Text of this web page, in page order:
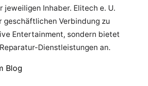
jeweiligen Inhaber. Elitech e. U.
geschäftlichen Verbindung zu
Entertainment, sondern bietet
Dienstleistungen an.
Blog